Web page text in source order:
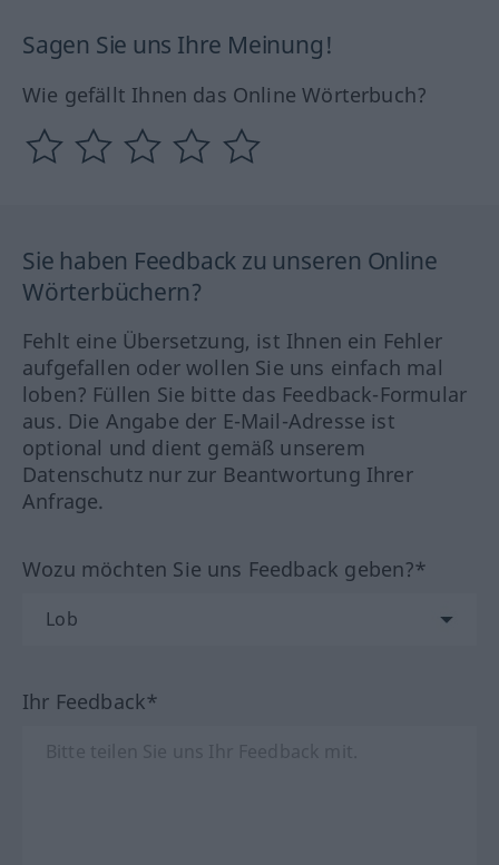
Sagen Sie uns Ihre Meinung!
Wie gefällt Ihnen das Online Wörterbuch?
Sie haben Feedback zu unseren Online
Wörterbüchern?
Fehlt eine Übersetzung, ist Ihnen ein Fehler
aufgefallen oder wollen Sie uns einfach mal
loben? Füllen Sie bitte das Feedback-Formular
aus. Die Angabe der E-Mail-Adresse ist
optional und dient gemäß unserem
Datenschutz nur zur Beantwortung Ihrer
Anfrage.
Wozu möchten Sie uns Feedback geben?*
Ihr Feedback*